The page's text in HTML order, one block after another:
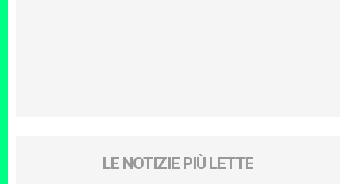
LE NOTIZIE PIÙ LETTE